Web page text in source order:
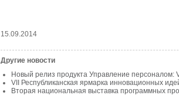
15.09.2014
Другие новости
Новый релиз продукта Управление персоналом:
VII Республиканская ярмарка инновационных
Вторая национальная выставка программных